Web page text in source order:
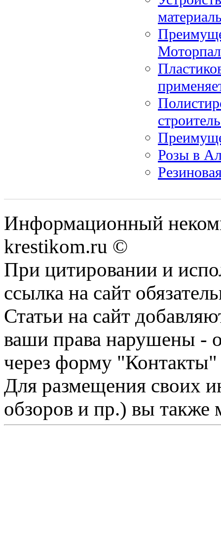
Розы в
Информационный
krestikom.ru ©
При цитировании и
ссылка на сайт
Статьи на сайт
ваши права нарушены -
через форму "Контакты"
Для размещения своих
обзоров и пр.) вы также